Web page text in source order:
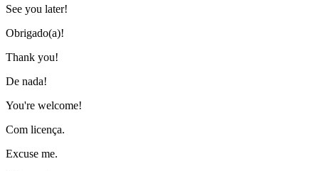
See you later!
Obrigado(a)!
Thank you!
De nada!
You're welcome!
Com licença.
Excuse me.